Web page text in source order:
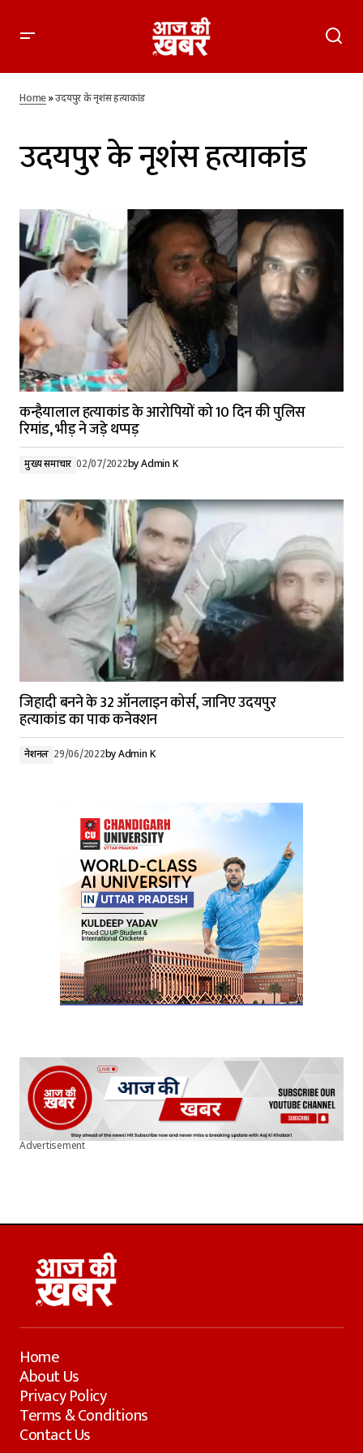
Home»उदयपुर के नृशंस हत्याकांड
उदयपुर के नृशंस हत्याकांड
कन्हैयालाल हत्याकांड के आरोपियों को 10 दिन की पुलिस
रिमांड, भीड़ ने जड़े थप्पड़
मुख्य समाचार 02/07/2022byAdmin K
जिहादी बनने के 32 ऑनलाइन कोर्स, जानिए उदयपुर
हत्याकांड का पाक कनेक्शन
नेशनल 29/06/2022byAdmin K
Advertisement
Home
About Us
Privacy Policy
Terms & Conditions
Contact Us